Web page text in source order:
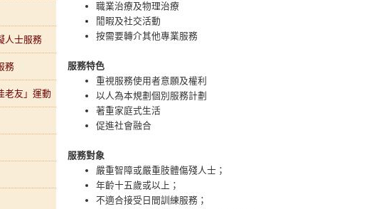
人士服務
務
老友」運動
職業治療及物理治療
閒暇及社交活動
按需要轉介其他專業服務
服務特色
重視服務使用者意願及權利
以人為本規劃個別服務計劃
著重家庭式生活
促進社會融合
服務對象
嚴重智障或嚴重肢體傷殘人士；
年齡十五歲或以上；
不適合接受日間訓練服務；